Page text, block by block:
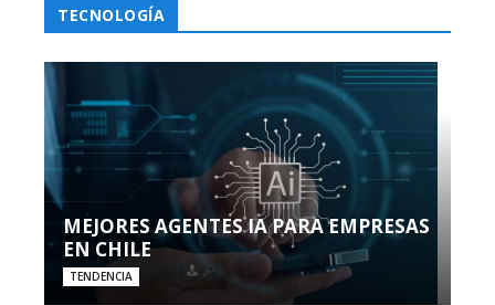
TECNOLOGÍA
MEJORES AGENTES IA PARA EMPRESAS
EN CHILE
TENDENCIA